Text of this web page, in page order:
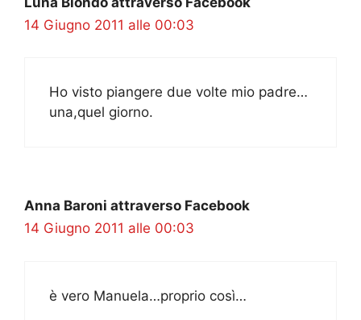
14 Giugno 2011 alle 00:03
Ho visto piangere due volte mio padre…
una,quel giorno.
Anna Baroni attraverso Facebook
14 Giugno 2011 alle 00:03
è vero Manuela…proprio così…